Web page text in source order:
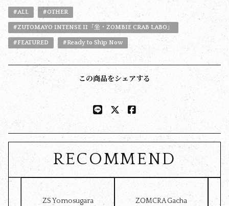
#ALL #OTHER
#ZUTOMAYO INTENSE II「坐・ZOMBIE CRAB LABO」
#FEATURED #Ready to Ship Now
この商品をシェアする
RECOMMEND
ZS Yomosugara
ZOMCRA Gacha Pet